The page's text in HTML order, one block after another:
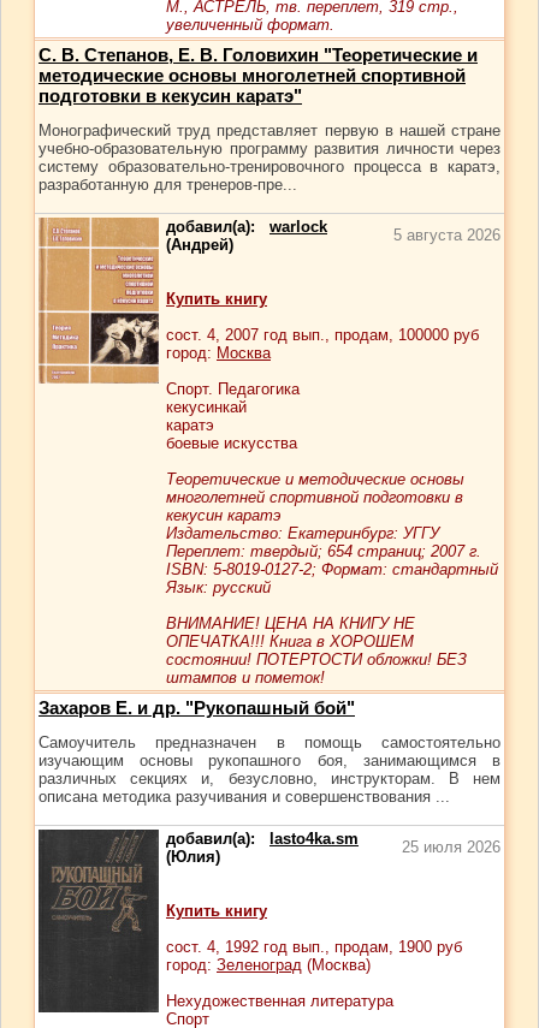
М., АСТРЕЛЬ, тв. переплет, 319 стр.,
увеличенный формат.
С. В. Степанов, Е. В. Головихин "Теоретические и
методические основы многолетней спортивной
подготовки в кекусин каратэ"
Монографический труд представляет первую в нашей стране
учебно-образовательную программу развития личности через
систему образовательно-тренировочного процесса в каратэ,
разработанную для тренеров-пре...
добавил(а): warlock
(Андрей)
5 августа 2026
Купить книгу
сост. 4, 2007 год вып., продам, 100000 руб
город: Москва
Спорт. Педагогика
кекусинкай
каратэ
боевые искусства
Теоретические и методические основы
многолетней спортивной подготовки в
кекусин каратэ
Издательство: Екатеринбург: УГГУ
Переплет: твердый; 654 страниц; 2007 г.
ISBN: 5-8019-0127-2; Формат: стандартный
Язык: русский
ВНИМАНИЕ! ЦЕНА НА КНИГУ НЕ
ОПЕЧАТКА!!! Книга в ХОРОШЕМ
состоянии! ПОТЕРТОСТИ обложки! БЕЗ
штампов и пометок!
Захаров Е. и др. "Рукопашный бой"
Самоучитель предназначен в помощь самостоятельно
изучающим основы рукопашного боя, занимающимся в
различных секциях и, безусловно, инструкторам. В нем
описана методика разучивания и совершенствования ...
добавил(а):
lasto4ka.sm
(Юлия)
25 июля 2026
Купить книгу
сост. 4, 1992 год вып., продам, 1900 руб
город: Зеленоград (Москва)
Нехудожественная литература
Спорт